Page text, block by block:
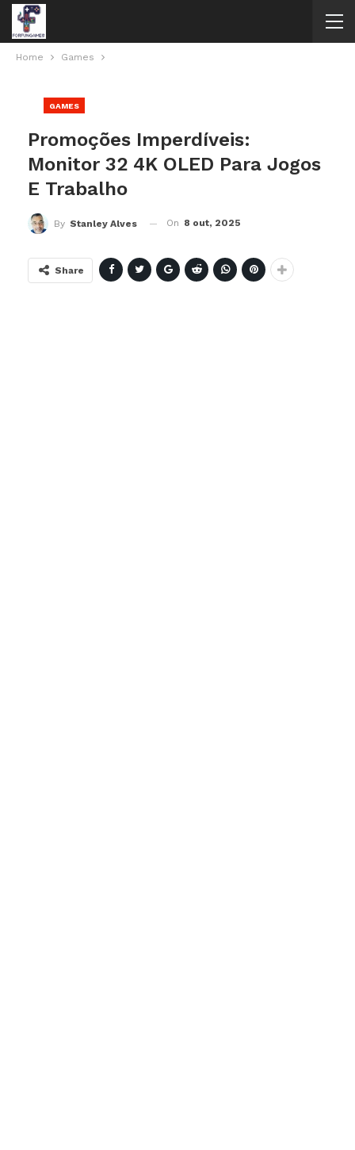
Home Games
GAMES
Promoções Imperdíveis:
Monitor 32 4K OLED Para Jogos
E Trabalho
By Stanley Alves On 8 out, 2025
Share